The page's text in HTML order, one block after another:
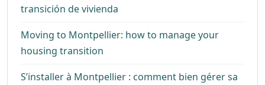
transición de vivienda
Moving to Montpellier: how to manage your
housing transition
S’installer à Montpellier : comment bien gérer sa